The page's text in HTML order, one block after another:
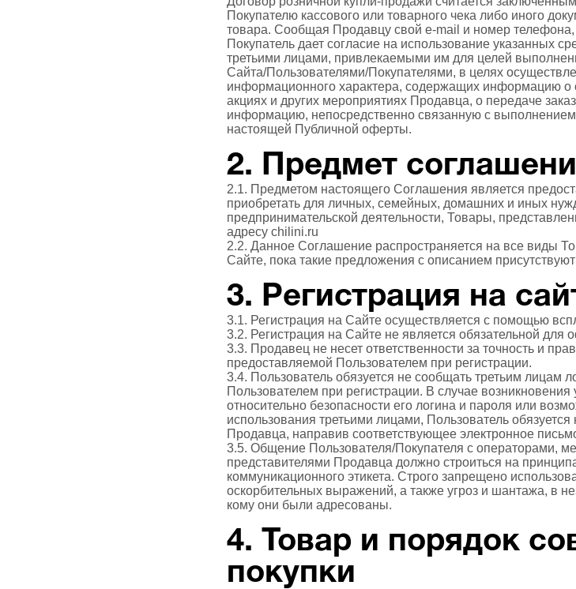
Покупателю кассового или товарного чека либо иного
товара. Сообщая Продавцу свой e-mail и номер телефона,
Покупатель дает согласие на использование указанных
третьими лицами, привлекаемыми им для целей
Сайта/Пользователями/Покупателями, в целях
информационного характера, содержащих информацию о
акциях и других мероприятиях Продавца, о передаче
информацию, непосредственно связанную с выполнением
настоящей Публичной оферты.
2. Предмет
2.1. Предметом настоящего Соглашения является
приобретать для личных, семейных, домашних и иных
предпринимательской деятельности, Товары,
адресу chilini.ru
2.2. Данное Соглашение распространяется на все виды
Сайте, пока такие предложения с описанием
3. Регистрация на
3.1. Регистрация на Сайте осуществляется с помощью
3.2. Регистрация на Сайте не является обязательной для
3.3. Продавец не несет ответственности за точность и
предоставляемой Пользователем при регистрации.
3.4. Пользователь обязуется не сообщать третьим лицам
Пользователем при регистрации. В случае
относительно безопасности его логина и пароля или
использования третьими лицами, Пользователь
Продавца, направив соответствующее электронное
3.5. Общение Пользователя/Покупателя с операторами,
представителями Продавца должно строиться на
коммуникационного этикета. Строго запрещено
оскорбительных выражений, а также угроз и шантажа, в
кому они были адресованы.
4. Товар и порядок
покупки